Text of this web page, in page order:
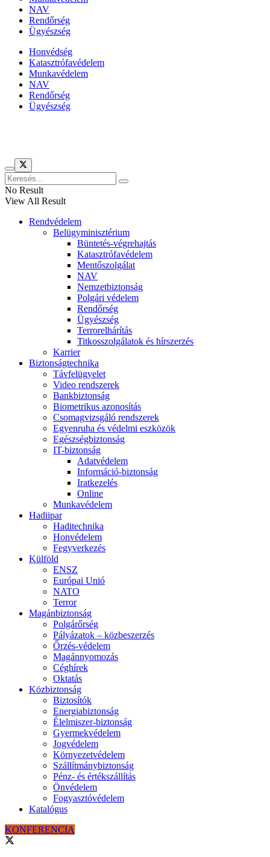
NAV
Rendőrség
Ügyészség
Honvédség
Katasztrófavédelem
Munkavédelem
NAV
Rendőrség
Ügyészség
No Result
View All Result
Rendvédelem
Belügyminisztérium
Büntetés-végrehajtás
Katasztrófavédelem
Mentőszolgálat
NAV
Nemzetbiztonság
Polgári védelem
Rendőrség
Ügyészség
Terrorelhárítás
Titkosszolgálatok és hírszerzés
Karrier
Biztonságtechnika
Távfelügyelet
Video rendszerek
Bankbiztonság
Biometrikus azonosítás
Csomagvizsgáló rendszerek
Egyenruha és védelmi eszközök
Egészségbiztonság
IT-biztonság
Adatvédelem
Információ-biztonság
Iratkezelés
Online
Munkavédelem
Hadiipar
Haditechnika
Honvédelem
Fegyverkezés
Külföld
ENSZ
Európai Unió
NATO
Terror
Magánbiztonság
Polgárőrség
Pályázatok – közbeszerzés
Őrzés-védelem
Magánnyomozás
Céghírek
Oktatás
Közbiztonság
Biztosítók
Energiabiztonság
Élelmiszer-biztonság
Gyermekvédelem
Jogvédelem
Környezetvédelem
Szállítmánybiztonság
Pénz- és értékszállítás
Önvédelem
Fogyasztóvédelem
Katalógus
KONFERENCIA